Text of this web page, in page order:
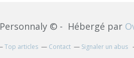
Personnaly © - Hébergé par
Top articles Contact Signaler un abus